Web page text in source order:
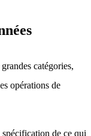
catégories,
opérations de
spécification de ce qui